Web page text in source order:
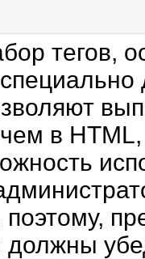
тегов,
в